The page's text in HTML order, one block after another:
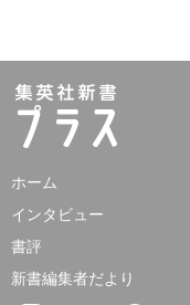
ホーム
インタビュー
書評
新書編集者だより